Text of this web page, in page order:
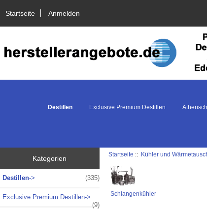
Startseite Anmelden
Destillen Exclusive Premium Destillen
Kategorien
Destillen-> (335)
Exclusive Premium Destillen->
(9)
Startseite :: Kühler und
Schlangenkühler